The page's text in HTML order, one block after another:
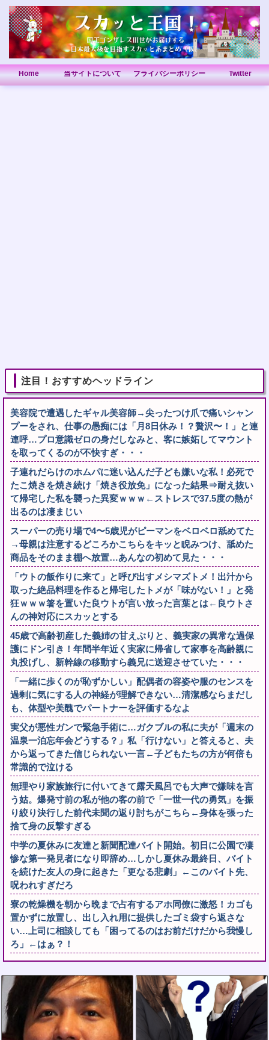
Home 当サイトについて プライバシーポリシー Twitter
注目！おすすめヘッドライン
美容院で遭遇したギャル美容師→尖ったつけ爪で痛いシャン
プーをされ、仕事の愚痴には「月8日休み！？贅沢〜！」と連
連呼…プロ意識ゼロの身だしなみと、客に嫉妬してマウント
を取ってくるのが不快すぎ・・・
子連れだらけのホムパに迷い込んだ子ども嫌いな私！必死で
たこ焼きを焼き続け「焼き役放免」になった結果⇒耐え抜い
て帰宅した私を襲った異変ｗｗｗ←ストレスで37.5度の熱が
出るのは凄まじい
スーパーの売り場で4〜5歳児がピーマンをベロベロ舐めてた
→母親は注意するどころかこちらをキッと睨みつけ、舐めた
商品をそのまま棚へ放置…あんなの初めて見た・・・
「ウトの飯作りに来て」と呼び出すメシマズトメ！出汁から
取った絶品料理を作ると帰宅したトメが「味がない！」と発
狂ｗｗｗ箸を置いた良ウトが言い放った言葉とは←良ウトさ
んの神対応にスカッとする
45歳で高齢初産した義姉の甘えぶりと、義実家の異常な過保
護にドン引き！年間半年近く実家に帰省して家事を高齢親に
丸投げし、新幹線の移動すら義兄に送迎させていた・・・
「一緒に歩くのが恥ずかしい」配偶者の容姿や服のセンスを
過剰に気にする人の神経が理解できない…清潔感ならまだし
も、体型や美醜でパートナーを評価するなよ
実父が悪性ガンで緊急手術に…ガクブルの私に夫が「週末の
温泉一泊忘年会どうする？」私「行けない」と答えると、夫
から返ってきた信じられない一言←子どもたちの方が何倍も
常識的で泣ける
無理やり家族旅行に付いてきて露天風呂でも大声で嫌味を言
う姑。爆発寸前の私が他の客の前で「一世一代の勇気」を振
り絞り決行した前代未聞の返り討ちがこちら←身体を張った
捨て身の反撃すぎる
中学の夏休みに友達と新聞配達バイト開始。初日に公園で凄
惨な第一発見者になり即辞め…しかし夏休み最終日、バイト
を続けた友人の身に起きた「更なる悲劇」←このバイト先、
呪われすぎだろ
寮の乾燥機を朝から晩まで占有するアホ同僚に激怒！カゴも
置かずに放置し、出し入れ用に提供したゴミ袋すら返さな
い…上司に相談しても「困ってるのはお前だけだから我慢し
ろ」←はぁ？！